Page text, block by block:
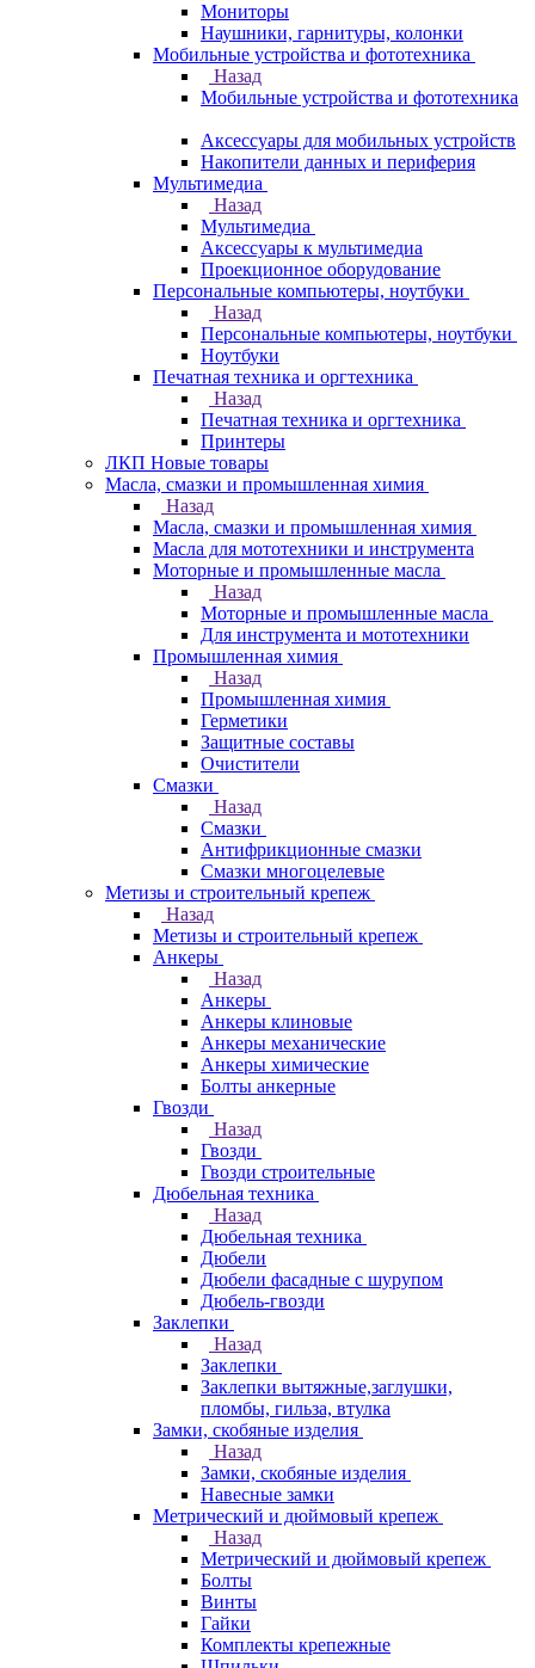
Мониторы
Наушники, гарнитуры, колонки
Мобильные устройства и фототехника
Назад
Мобильные устройства и фототехника
Аксессуары для мобильных устройств
Накопители данных и периферия
Мультимедиа
Назад
Мультимедиа
Аксессуары к мультимедиа
Проекционное оборудование
Персональные компьютеры, ноутбуки
Назад
Персональные компьютеры, ноутбуки
Ноутбуки
Печатная техника и оргтехника
Назад
Печатная техника и оргтехника
Принтеры
ЛКП Новые товары
Масла, смазки и промышленная химия
Назад
Масла, смазки и промышленная химия
Масла для мототехники и инструмента
Моторные и промышленные масла
Назад
Моторные и промышленные масла
Для инструмента и мототехники
Промышленная химия
Назад
Промышленная химия
Герметики
Защитные составы
Очистители
Смазки
Назад
Смазки
Антифрикционные смазки
Смазки многоцелевые
Метизы и строительный крепеж
Назад
Метизы и строительный крепеж
Анкеры
Назад
Анкеры
Анкеры клиновые
Анкеры механические
Анкеры химические
Болты анкерные
Гвозди
Назад
Гвозди
Гвозди строительные
Дюбельная техника
Назад
Дюбельная техника
Дюбели
Дюбели фасадные с шурупом
Дюбель-гвозди
Заклепки
Назад
Заклепки
Заклепки вытяжные,заглушки,
пломбы, гильза, втулка
Замки, скобяные изделия
Назад
Замки, скобяные изделия
Навесные замки
Метрический и дюймовый крепеж
Назад
Метрический и дюймовый крепеж
Болты
Винты
Гайки
Комплекты крепежные